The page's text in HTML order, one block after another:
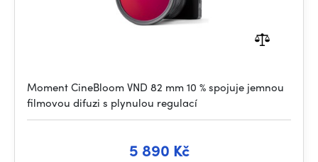
Moment CineBloom VND 82 mm 10 % spojuje jemnou
filmovou difuzi s plynulou regulací
5 890 Kč